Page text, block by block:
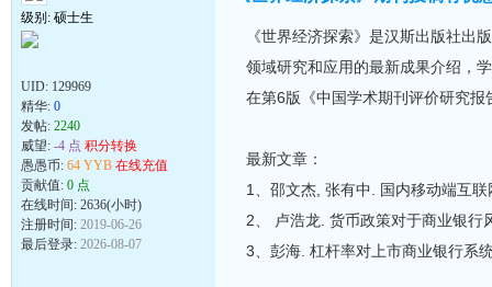
级别: 硕士生
UID: 129969
精华: 0
发帖: 2240
威望: -4 点 积分转换
愚愚币: 64 YYB 在线充值
贡献值: 0 点
在线时间: 2636(小时)
注册时间: 2019-06-26
最后登录: 2026-08-07
《世界经济探索》是汉斯出版社出
领域研究和应用的最新成果介绍，
在第6版《中国学术期刊评价研究报
最新文章：
1、邵文杰, 张有中. 国内移动端互
2、 卢浩龙. 货币政策对于商业银
3、彭海. 杠杆率对上市商业银行系